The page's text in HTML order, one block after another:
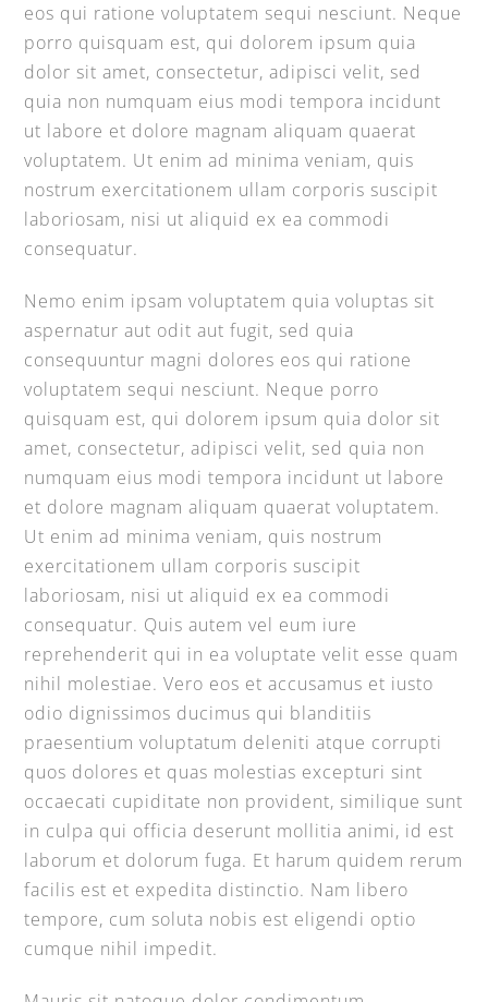
eos qui ratione voluptatem sequi nesciunt. Neque
porro quisquam est, qui dolorem ipsum quia
dolor sit amet, consectetur, adipisci velit, sed
quia non numquam eius modi tempora incidunt
ut labore et dolore magnam aliquam quaerat
voluptatem. Ut enim ad minima veniam, quis
nostrum exercitationem ullam corporis suscipit
laboriosam, nisi ut aliquid ex ea commodi
consequatur.
Nemo enim ipsam voluptatem quia voluptas sit
aspernatur aut odit aut fugit, sed quia
consequuntur magni dolores eos qui ratione
voluptatem sequi nesciunt. Neque porro
quisquam est, qui dolorem ipsum quia dolor sit
amet, consectetur, adipisci velit, sed quia non
numquam eius modi tempora incidunt ut labore
et dolore magnam aliquam quaerat voluptatem.
Ut enim ad minima veniam, quis nostrum
exercitationem ullam corporis suscipit
laboriosam, nisi ut aliquid ex ea commodi
consequatur. Quis autem vel eum iure
reprehenderit qui in ea voluptate velit esse quam
nihil molestiae. Vero eos et accusamus et iusto
odio dignissimos ducimus qui blanditiis
praesentium voluptatum deleniti atque corrupti
quos dolores et quas molestias excepturi sint
occaecati cupiditate non provident, similique sunt
in culpa qui officia deserunt mollitia animi, id est
laborum et dolorum fuga. Et harum quidem rerum
facilis est et expedita distinctio. Nam libero
tempore, cum soluta nobis est eligendi optio
cumque nihil impedit.